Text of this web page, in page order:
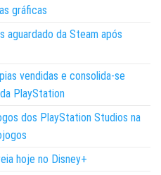
gráficas
da Steam após
vendidas e consolida-se
PlayStation
dos PlayStation Studios na
hoje no Disney+